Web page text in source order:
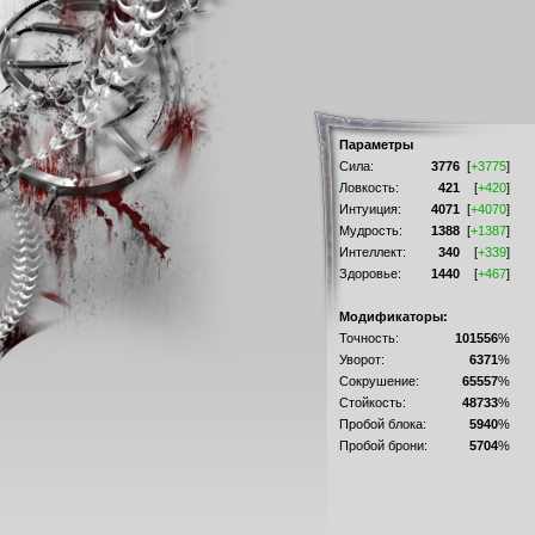
Параметры
Сила:
3776 [+3775]
Ловкость:
421 [+420]
Интуиция:
4071 [+4070]
Мудрость:
1388 [+1387]
Интеллект:
340 [+339]
Здоровье:
1440 [+467]
Модификаторы:
Точность:
101556%
Уворот:
6371%
Сокрушение:
65557%
Стойкость:
48733%
Пробой блока:
5940%
Пробой брони:
5704%